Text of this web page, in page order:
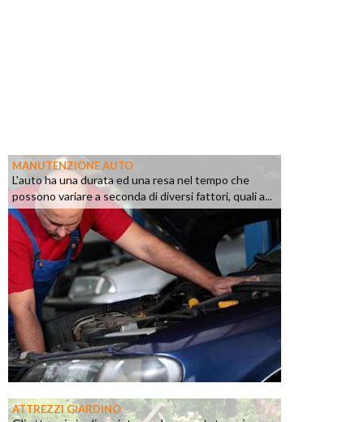
MANUTENZIONE AUTO
L'auto ha una durata ed una resa nel tempo che
possono variare a seconda di diversi fattori, quali a...
ATTREZZI GIARDINO